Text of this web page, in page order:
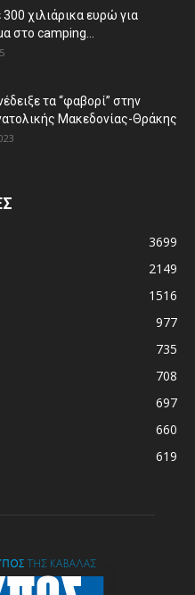
300 χιλιάρικα ευρώ για
στο camping...
τα “φαβορί” στην
Μακεδονίας-Θράκης
3699
2149
1516
977
735
708
697
660
619